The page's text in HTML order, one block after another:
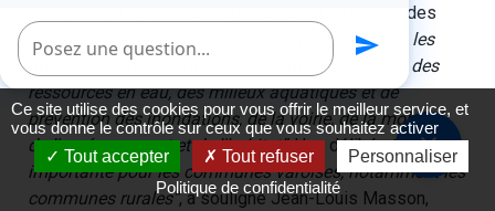
Marc Lauriol, conseiller départemental en charge des
aides aux communes.
“Elle pourra intervenir dans les
domaines de l'assainissement et de la protection des
ressources en eau, des milieux aquatiques et de
prévention des inondations, de la voirie, de la mobilité,
de l'aménagement et de l'habitat”. Une délibération“très
importante pour les communes varoises, notamment les
communes rurales”, a souligné Jean-Louis Masson,
close
Poser une question send
Ce site utilise des cookies pour vous offrir le meilleur service, et
vous donne le contrôle sur ceux que vous souhaitez activer
Tout accepter
Tout refuser
Personnaliser
Politique de confidentialité